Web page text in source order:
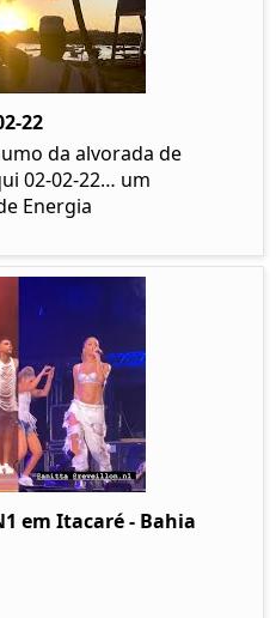
22
da alvorada de
02-02-22… um
Energia
em Itacaré - Bahia